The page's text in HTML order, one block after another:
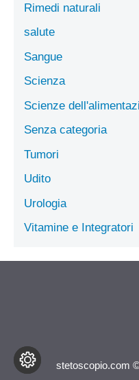
Rimedi naturali
salute
Sangue
Scienza
Scienze
Senza categoria
Tumori
Udito
Urologia
Vitamine e Integratori
stetoscopio.com